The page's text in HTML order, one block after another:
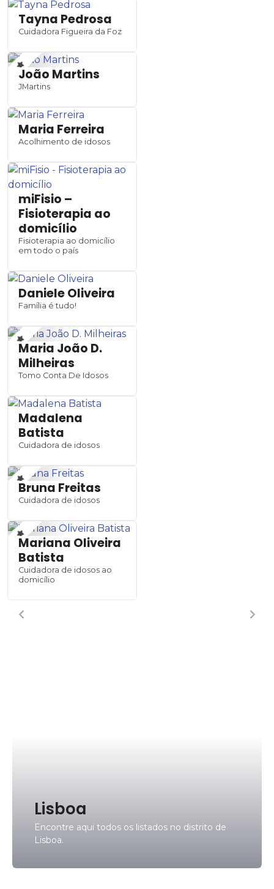
Tayna Pedrosa
Cuidadora Figueira da Foz
João Martins
JMartins
Maria Ferreira
Acolhimento de idosos
miFisio –
Fisioterapia ao
domicílio
Fisioterapia ao domicílio
em todo o país
Daniele Oliveira
Família é tudo!
Maria João D.
Milheiras
Tomo Conta De Idosos
Madalena
Batista
Cuidadora de idosos
Bruna Freitas
Cuidadora de idosos
Mariana Oliveira
Batista
Cuidadora de idosos ao
domicílio
Lisboa
Encontre aqui todos os listados no distrito de
Lisboa.